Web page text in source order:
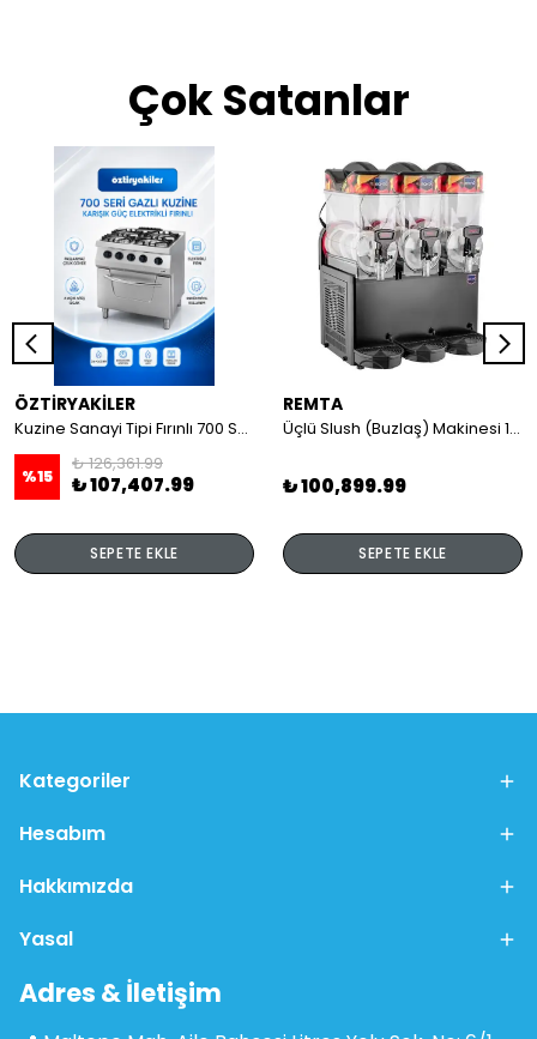
Çok Satanlar
ÖZTİRYAKİLER
Kuzine Sanayi Tipi Fırınlı 700 Seri Gazlı 4 Açık Ateş 80x70x85 (Lp)-2X6Kw+2X7,5Kw+6Kw Elektrikli Fırın
%15
₺ 126,361.99
₺ 107,407.99
SEPETE EKLE
REMTA
Üçlü Slush (Buzlaş) Makinesi 12+12+12 lt
₺ 100,899.99
SEPETE EKLE
Kategoriler
Hesabım
Hakkımızda
Yasal
Adres & İletişim